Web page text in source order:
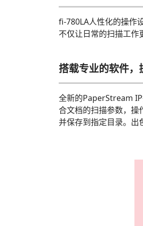
fi-780LA人性化的操作
不仅让日常的扫描工作
搭载专业的软件，
全新的PaperStream
合文档的扫描参数，
并保存到指定目录。出